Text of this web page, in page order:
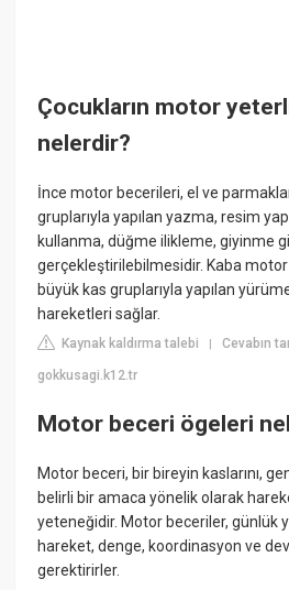
Çocukların motor
nelerdir?
İnce motor becerileri, el ve
gruplarıyla yapılan yazma, resim
kullanma, düğme ilikleme, giyinme
gerçekleştirilebilmesidir. Kaba
büyük kas gruplarıyla yapılan
hareketleri sağlar.
Kaynak kaldırma talebi |Cevabın
gokkusagi.k12.tr
Motor beceri ögeleri
Motor beceri, bir bireyin kaslarını,
belirli bir amaca yönelik olarak
yeteneğidir. Motor beceriler, günlük
hareket, denge, koordinasyon ve
gerektirirler.